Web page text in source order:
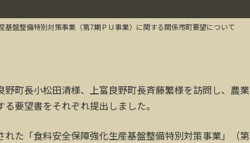
基盤整備特別対策事業（第7期ＰＵ事業）に関する関係市町要望について
町長小松田清様、上富良野町長斉藤繁様を訪問し、農業
要望書をそれぞれ提出しました。
た「食料安全保障強化生産基盤整備特別対策事業」（第